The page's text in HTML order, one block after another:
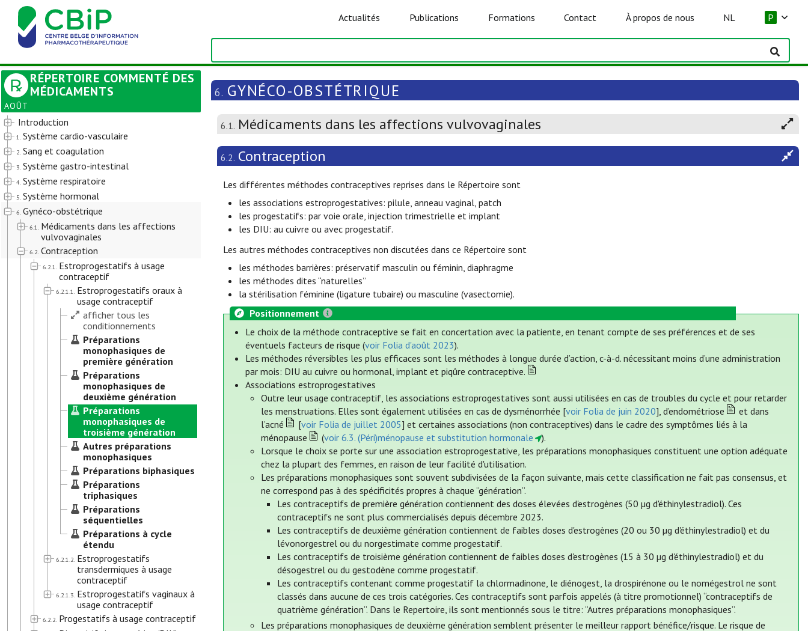
Actualités Publications Formations Contact À propos de nous NL P
RÉPERTOIRE COMMENTÉ DES
MÉDICAMENTS
AOÛT
Introduction
1. Système cardio-vasculaire
2. Sang et coagulation
3. Système gastro-intestinal
4. Système respiratoire
5. Système hormonal
6. Gynéco-obstétrique
6.1. Médicaments dans les affections
vulvovaginales
6.2. Contraception
6.2.1. Estroprogestatifs à usage
contraceptif
6.2.1.1. Estroprogestatifs oraux à
usage contraceptif
afficher tous les
conditionnements
Préparations
monophasiques de
première génération
Préparations
monophasiques de
deuxième génération
Préparations
monophasiques de
troisième génération
Autres préparations
monophasiques
Préparations biphasiques
Préparations
triphasiques
Préparations
séquentielles
Préparations à cycle
étendu
6.2.1.2. Estroprogestatifs
transdermiques à usage
contraceptif
6.2.1.3. Estroprogestatifs vaginaux à
usage contraceptif
6.2.2. Progestatifs à usage contraceptif
6. GYNÉCO-OBSTÉTRIQUE
6.1. Médicaments dans les affections vulvovaginales
6.2. Contraception
Les différentes méthodes contraceptives reprises dans le Répertoire sont
les associations estroprogestatives: pilule, anneau vaginal, patch
les progestatifs: par voie orale, injection trimestrielle et implant
les DIU: au cuivre ou avec progestatif.
Les autres méthodes contraceptives non discutées dans ce Répertoire sont
les méthodes barrières: préservatif masculin ou féminin, diaphragme
les méthodes dites “naturelles”
la stérilisation féminine (ligature tubaire) ou masculine (vasectomie).
Positionnement
Le choix de la méthode contraceptive se fait en concertation avec la patiente, en tenant compte de ses préférences et de ses
éventuels facteurs de risque (voir Folia d'août 2023).
Les méthodes réversibles les plus efficaces sont les méthodes à longue durée d’action, c-à-d. nécessitant moins d’une administration
par mois: DIU au cuivre ou hormonal, implant et piqûre contraceptive.
Associations estroprogestatives
Outre leur usage contraceptif, les associations estroprogestatives sont aussi utilisées en cas de troubles du cycle et pour retarder
les menstruations. Elles sont également utilisées en cas de dysménorrhée [voir Folia de juin 2020], d’endométriose
et dans
l’acné
[voir Folia de juillet 2005] et certaines associations (non contraceptives) dans le cadre des symptômes liés à la
ménopause
(voir 6.3. (Péri)ménopause et substitution hormonale
).
Lorsque le choix se porte sur une association estroprogestative, les préparations monophasiques constituent une option adéquate
chez la plupart des femmes, en raison de leur facilité d'utilisation.
Les préparations monophasiques sont souvent subdivisées de la façon suivante, mais cette classification ne fait pas consensus, et
ne correspond pas à des spécificités propres à chaque “génération”.
Les contraceptifs de première génération contiennent des doses élevées d'estrogènes (50 µg d'éthinylestradiol). Ces
contraceptifs ne sont plus commercialisés depuis décembre 2023.
Les contraceptifs de deuxième génération contiennent de faibles doses d'estrogènes (20 ou 30 µg d'éthinylestradiol) et du
lévonorgestrel ou du norgestimate comme progestatif.
Les contraceptifs de troisième génération contiennent de faibles doses d'estrogènes (15 à 30 µg d'éthinylestradiol) et du
désogestrel ou du gestodène comme progestatif.
Les contraceptifs contenant comme progestatif la chlormadinone, le diénogest, la drospirénone ou le nomégestrol ne sont
classés dans aucune de ces trois catégories. Ces contraceptifs sont parfois appelés (à titre promotionnel) “contraceptifs de
quatrième génération”. Dans le Repertoire, ils sont mentionnés sous le titre: “Autres préparations monophasiques”.
Les préparations monophasiques de deuxième génération semblent présenter le meilleur rapport bénéfice/risque. Le risque de